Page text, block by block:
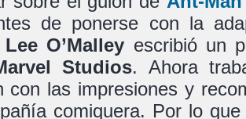
de ponerse con la
O’Malley escribió un
Studios. Ahora
con las impresiones y
comiquera. Por lo